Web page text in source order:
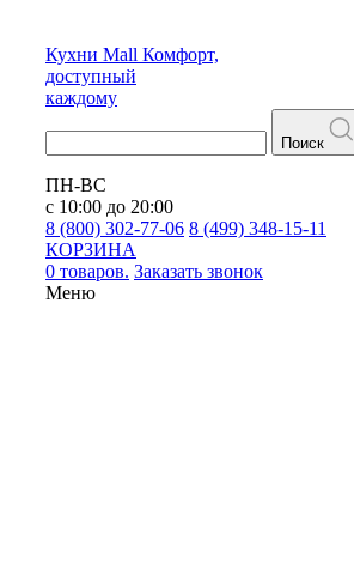
Кухни Mall Комфорт,
доступный
каждому
Поиск
ПН-ВС
с 10:00 до 20:00
8 (800) 302-77-06 8 (499) 348-15-11
КОРЗИНА
0 товаров. Заказать звонок
Меню